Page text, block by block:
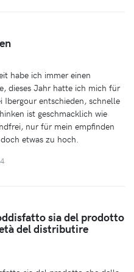
habe ich immer einen
dieses Jahr hatte ich mich für
Ibergour entschieden, schnelle
ist geschmacklich wie
nur für mein empfinden
etwas zu hoch.
sia del prodotto
del distributire